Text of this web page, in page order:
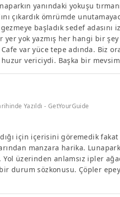
yanındaki yokuşu
çıkardık ömrümde
başladık sedef
yer yok yazmış her hangi bir
Cafe var yüce tepe adında. Biz
huzur vericiydi. Başka bir
Yazıldı - GetYourGuide
için içerisini göremedik
manzara harika.
Yol üzerinden anlamsız ipler
durum sözkonusu. Çöpler